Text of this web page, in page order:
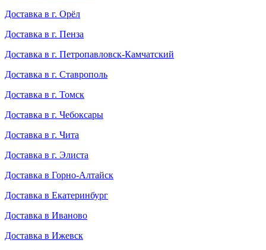
Доставка в г. Орёл
Доставка в г. Пенза
Доставка в г. Петропавловск-Камчатский
Доставка в г. Ставрополь
Доставка в г. Томск
Доставка в г. Чебоксары
Доставка в г. Чита
Доставка в г. Элиста
Доставка в Горно-Алтайск
Доставка в Екатеринбург
Доставка в Иваново
Доставка в Ижевск